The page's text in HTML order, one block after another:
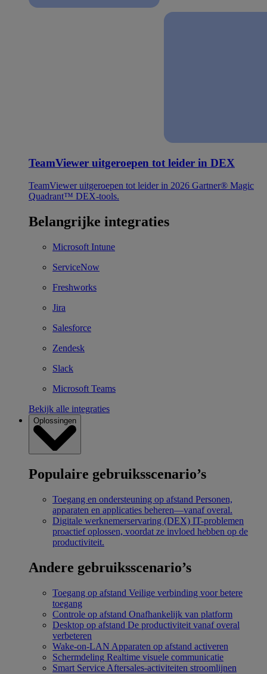
TeamViewer uitgeroepen tot leider in DEX
TeamViewer uitgeroepen tot leider in 2026 Gartner® Magic
Quadrant™ DEX-tools.
Belangrijke integraties
Microsoft Intune
ServiceNow
Freshworks
Jira
Salesforce
Zendesk
Slack
Microsoft Teams
Bekijk alle integraties
Oplossingen
Populaire gebruiksscenario’s
Toegang en ondersteuning op afstand Personen,
apparaten en applicaties beheren—vanaf overal.
Digitale werknemerservaring (DEX) IT-problemen
proactief oplossen, voordat ze invloed hebben op de
productiviteit.
Andere gebruiksscenario’s
Toegang op afstand Veilige verbinding voor betere
toegang
Controle op afstand Onafhankelijk van platform
Desktop op afstand De productiviteit vanaf overal
verbeteren
Wake-on-LAN Apparaten op afstand activeren
Schermdeling Realtime visuele communicatie
Smart Service Aftersales-activiteiten stroomlijnen